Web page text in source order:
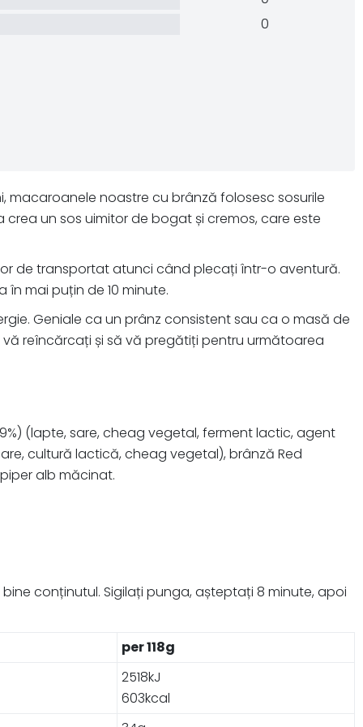
0
noastre cu brânză folosesc sosurile
un sos uimitor de bogat și cremos, care este
de transportat atunci când plecați într-o aventură.
mai puțin de 10 minute.
Geniale ca un prânz consistent sau ca o masă de
reîncărcați și să vă pregătiți pentru următoarea
(lapte, sare, cheag vegetal, ferment lactic, agent
cultură lactică, cheag vegetal), brânză Red
alb măcinat.
conținutul. Sigilați punga, așteptați 8 minute, apoi
per 118g
2518kJ
603kcal